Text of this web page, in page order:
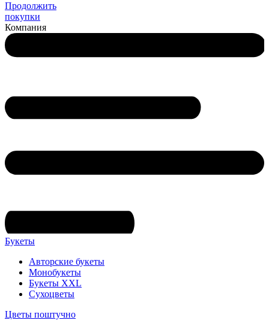
Продолжить
покупки
Компания
Букеты
Авторские букеты
Монобукеты
Букеты XXL
Сухоцветы
Цветы поштучно